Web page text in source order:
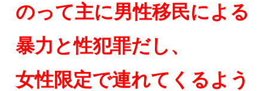
のって主に男性移民による
暴力と性犯罪だし、
女性限定で連れてくるよう